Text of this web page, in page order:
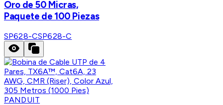
Oro de 50 Micras,
Paquete de 100 Piezas
SP628-CSP628-C
PANDUIT